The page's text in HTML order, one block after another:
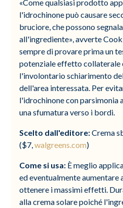
«Come qualsiasi prodotto
l'idrochinone può causare
bruciore, che possono
all'ingrediente», avverte
sempre di provare prima un
potenziale effetto collaterale
l'involontario schiarimento
dell'area interessata. Per
l'idrochinone con parsimonia
una sfumatura verso i bordi.
Scelto dall'editore:Crema
($7,walgreens.com)
Come si usa: È meglio
ed eventualmente aumentare
ottenere i massimi effetti.
alla crema solare poiché